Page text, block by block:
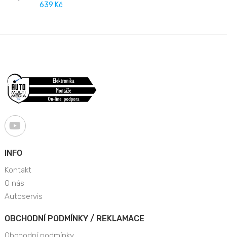
639 Kč
INFO
Kontakt
O nás
Autoservis
OBCHODNÍ PODMÍNKY / REKLAMACE